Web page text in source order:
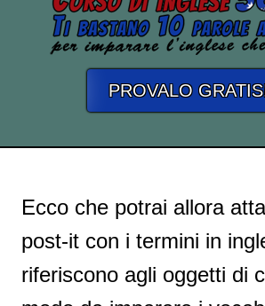
PROVALO
Ecco che potrai allora
post-it con i termini in
riferiscono agli oggetti di